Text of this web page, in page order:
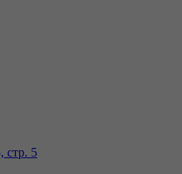
стр. 5